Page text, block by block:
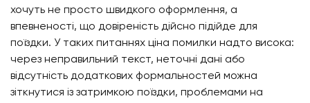
хочуть не просто швидкого оформлення, а
впевненості, що довіреність дійсно підійде для
поїздки. У таких питаннях ціна помилки надто висока:
через неправильний текст, неточні дані або
відсутність додаткових формальностей можна
зіткнутися із затримкою поїздки, проблемами на